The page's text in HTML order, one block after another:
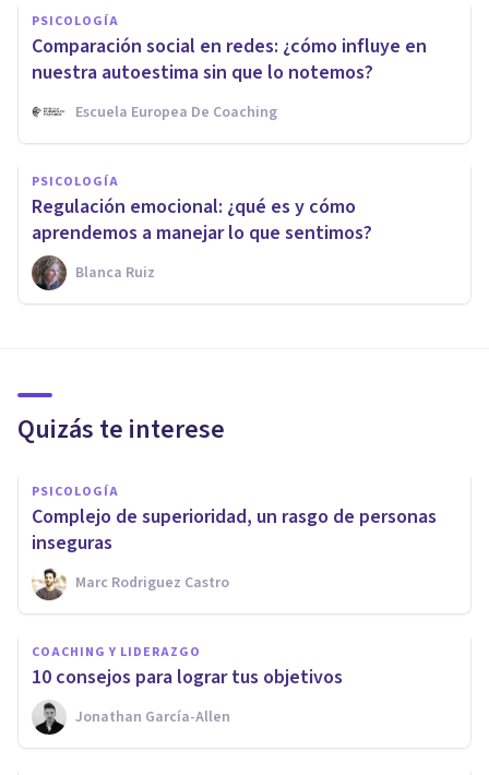
PSICOLOGÍA
Comparación social en redes: ¿cómo influye en
nuestra autoestima sin que lo notemos?
Escuela Europea De Coaching
PSICOLOGÍA
Regulación emocional: ¿qué es y cómo
aprendemos a manejar lo que sentimos?
Blanca Ruiz
Quizás te interese
PSICOLOGÍA
Complejo de superioridad, un rasgo de personas
inseguras
Marc Rodriguez Castro
COACHING Y LIDERAZGO
​10 consejos para lograr tus objetivos
Jonathan García-Allen